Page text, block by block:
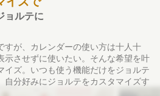
ョルテに
すが、カレンダーの使い方は十人十
示させずに使いたい。そんな希望を叶
イズ。いつも使う機能だけをジョルテ
自分好みにジョルテをカスタマイズす